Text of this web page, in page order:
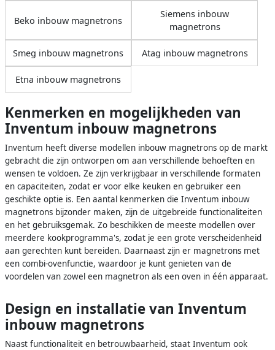
Beko inbouw magnetrons
Siemens inbouw
magnetrons
Smeg inbouw magnetrons Atag inbouw magnetrons
Etna inbouw magnetrons
Kenmerken en mogelijkheden van
Inventum inbouw magnetrons
Inventum heeft diverse modellen inbouw magnetrons op de markt
gebracht die zijn ontworpen om aan verschillende behoeften en
wensen te voldoen. Ze zijn verkrijgbaar in verschillende formaten
en capaciteiten, zodat er voor elke keuken en gebruiker een
geschikte optie is. Een aantal kenmerken die Inventum inbouw
magnetrons bijzonder maken, zijn de uitgebreide functionaliteiten
en het gebruiksgemak. Zo beschikken de meeste modellen over
meerdere kookprogramma's, zodat je een grote verscheidenheid
aan gerechten kunt bereiden. Daarnaast zijn er magnetrons met
een combi-ovenfunctie, waardoor je kunt genieten van de
voordelen van zowel een magnetron als een oven in één apparaat.
Design en installatie van Inventum
inbouw magnetrons
Naast functionaliteit en betrouwbaarheid, staat Inventum ook